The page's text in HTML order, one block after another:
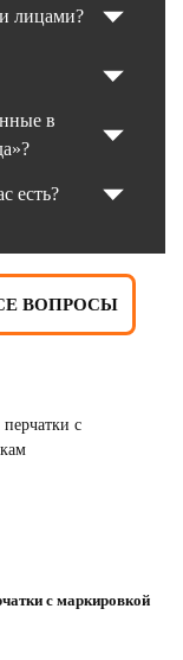
лицами?
в
есть?
ВОПРОСЫ
с маркировкой